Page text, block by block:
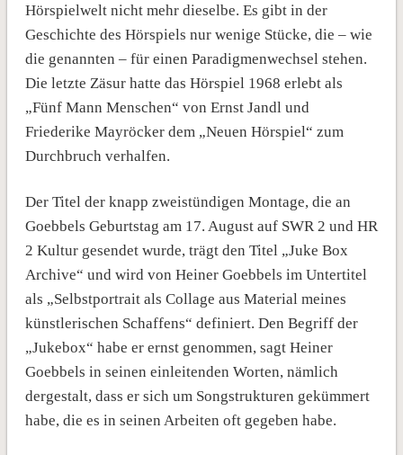
Hörspielwelt nicht mehr dieselbe. Es gibt in der
Geschichte des Hörspiels nur wenige Stücke, die – wie
die genannten – für einen Paradigmenwechsel stehen.
Die letzte Zäsur hatte das Hörspiel 1968 erlebt als
„Fünf Mann Menschen“ von Ernst Jandl und
Friederike Mayröcker dem „Neuen Hörspiel“ zum
Durchbruch verhalfen.
Der Titel der knapp zweistündigen Montage, die an
Goebbels Geburtstag am 17. August auf SWR 2 und HR
2 Kultur gesendet wurde, trägt den Titel „Juke Box
Archive“ und wird von Heiner Goebbels im Untertitel
als „Selbstportrait als Collage aus Material meines
künstlerischen Schaffens“ definiert. Den Begriff der
„Jukebox“ habe er ernst genommen, sagt Heiner
Goebbels in seinen einleitenden Worten, nämlich
dergestalt, dass er sich um Songstrukturen gekümmert
habe, die es in seinen Arbeiten oft gegeben habe.